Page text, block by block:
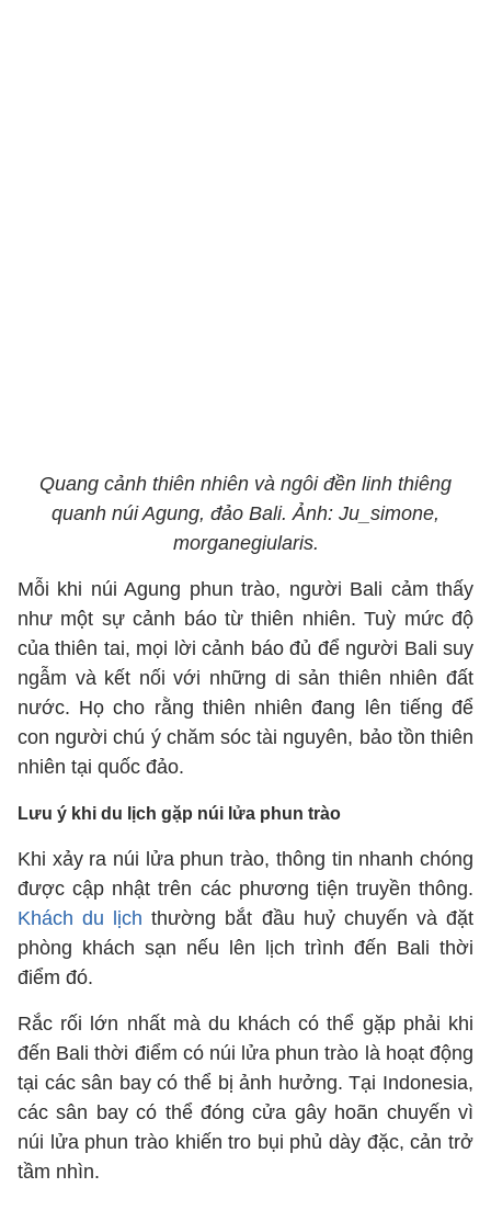
Quang cảnh thiên nhiên và ngôi đền linh thiêng
quanh núi Agung, đảo Bali. Ảnh: Ju_simone,
morganegiularis.
Mỗi khi núi Agung phun trào, người Bali cảm thấy
như một sự cảnh báo từ thiên nhiên. Tuỳ mức độ
của thiên tai, mọi lời cảnh báo đủ để người Bali suy
ngẫm và kết nối với những di sản thiên nhiên đất
nước. Họ cho rằng thiên nhiên đang lên tiếng để
con người chú ý chăm sóc tài nguyên, bảo tồn thiên
nhiên tại quốc đảo.
Lưu ý khi du lịch gặp núi lửa phun trào
Khi xảy ra núi lửa phun trào, thông tin nhanh chóng
được cập nhật trên các phương tiện truyền thông.
Khách du lịch thường bắt đầu huỷ chuyến và đặt
phòng khách sạn nếu lên lịch trình đến Bali thời
điểm đó.
Rắc rối lớn nhất mà du khách có thể gặp phải khi
đến Bali thời điểm có núi lửa phun trào là hoạt động
tại các sân bay có thể bị ảnh hưởng. Tại Indonesia,
các sân bay có thể đóng cửa gây hoãn chuyến vì
núi lửa phun trào khiến tro bụi phủ dày đặc, cản trở
tầm nhìn.